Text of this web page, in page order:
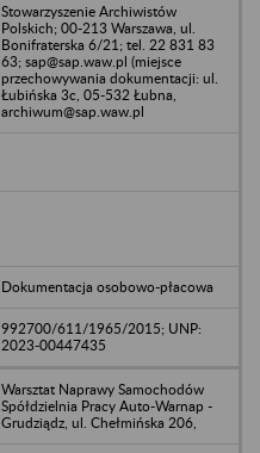
Stowarzyszenie Archiwistów
Polskich; 00-213 Warszawa, ul.
Bonifraterska 6/21; tel. 22 831 83
63; sap@sap.waw.pl (miejsce
przechowywania dokumentacji: ul.
Łubińska 3c, 05-532 Łubna,
archiwum@sap.waw.pl
Dokumentacja osobowo-płacowa
992700/611/1965/2015; UNP:
2023-00447435
Warsztat Naprawy Samochodów
Spółdzielnia Pracy Auto-Warnap -
Grudziądz, ul. Chełmińska 206,